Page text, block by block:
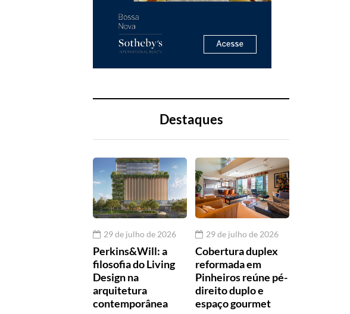
Destaques
29 de julho de 2026
Perkins&Will: a
filosofia do Living
Design na
arquitetura
contemporânea
29 de julho de 2026
Cobertura duplex
reformada em
Pinheiros reúne pé-
direito duplo e
espaço gourmet